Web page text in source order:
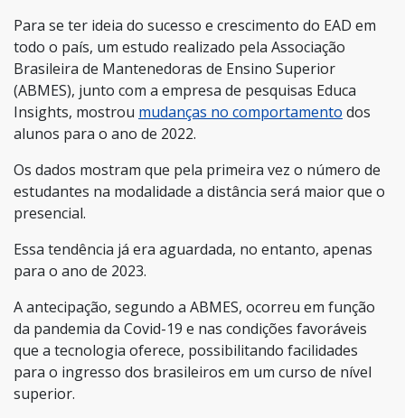
Para se ter ideia do sucesso e crescimento do EAD em
todo o país, um estudo realizado pela Associação
Brasileira de Mantenedoras de Ensino Superior
(ABMES), junto com a empresa de pesquisas Educa
Insights, mostrou mudanças no comportamento dos
alunos para o ano de 2022.
Os dados mostram que pela primeira vez o número de
estudantes na modalidade a distância será maior que o
presencial.
Essa tendência já era aguardada, no entanto, apenas
para o ano de 2023.
A antecipação, segundo a ABMES, ocorreu em função
da pandemia da Covid-19 e nas condições favoráveis
que a tecnologia oferece, possibilitando facilidades
para o ingresso dos brasileiros em um curso de nível
superior.